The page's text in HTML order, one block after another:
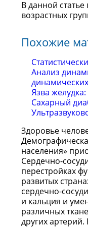
В данной
возрастных
Похожие
Анализ
Язва
Сахарный
Здоровье
населения»
Сердечно-
перестройках
развитых
сердечно-
и кальция и
различных
других